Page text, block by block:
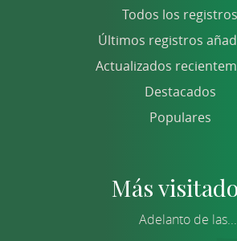
Todos los registros
Últimos registros
Actualizados
Destacados
Populares
Más
Adelanto de las...